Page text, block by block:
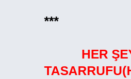
***
HER